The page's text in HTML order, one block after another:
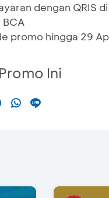
dengan QRIS
promo hingga 29
Ini